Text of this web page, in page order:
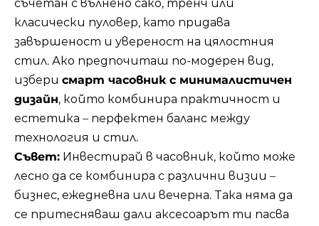
съчетан с вълнено сако, тренч или
класически пуловер, като придава
завършеност и увереност на цялостния
стил. Ако предпочиташ по-модерен вид,
избери смарт часовник с минималистичен
дизайн, който комбинира практичност и
естетика – перфектен баланс между
технология и стил.
Съвет: Инвестирай в часовник, който може
лесно да се комбинира с различни визии –
бизнес, ежедневна или вечерна. Така няма да
се притесняваш дали аксесоарът ти пасва